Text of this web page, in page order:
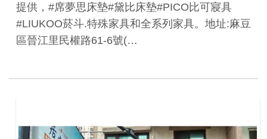
提供，#席夢思床墊#黛比床墊#PICO比可寢具
#LIUKOO菸斗.特殊家具和全系列家具。地址:麻豆
區晉江里民權路61-6號(…